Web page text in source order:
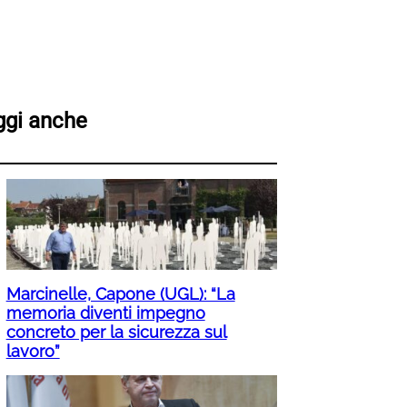
anche
Marcinelle, Capone (UGL): “La
memoria diventi impegno
concreto per la sicurezza sul
lavoro”